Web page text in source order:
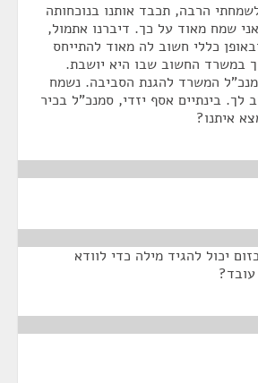
הרבה, תכבד אותנו בנוכחותה
שעה 11:00. אני שמח מאוד על כך. דיברנו אתמול,
כללי חשוב לה מאוד להתייחס
במשרד החשוב שבו היא יושבת.
המשרד להגנת הסביבה. נשמח
לך. בינתיים אסף יזדי, סמנכ"ל בכיר
איתנו?
יכול להגיד מילה כדי לוודא